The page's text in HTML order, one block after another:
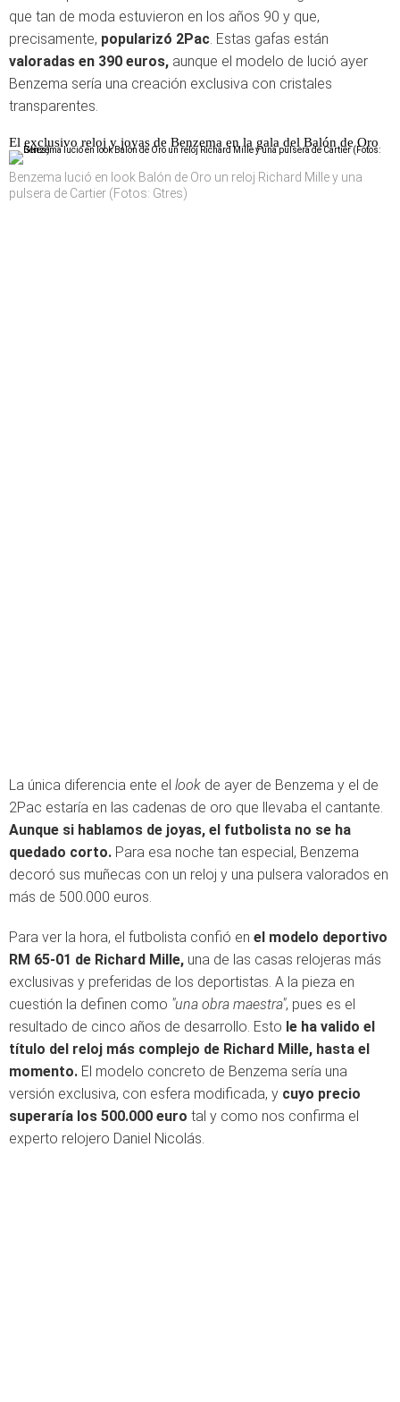
que tan de moda estuvieron en los años 90 y que,
precisamente, popularizó 2Pac. Estas gafas están
valoradas en 390 euros, aunque el modelo de lució ayer
Benzema sería una creación exclusiva con cristales
transparentes.
El exclusivo reloj y joyas de Benzema en la gala del Balón de Oro
Benzema lució en look Balón de Oro un reloj Richard Mille y una
pulsera de Cartier (Fotos: Gtres)
La única diferencia ente el look de ayer de Benzema y el de
2Pac estaría en las cadenas de oro que llevaba el cantante.
Aunque si hablamos de joyas, el futbolista no se ha
quedado corto. Para esa noche tan especial, Benzema
decoró sus muñecas con un reloj y una pulsera valorados en
más de 500.000 euros.
Para ver la hora, el futbolista confió en el modelo deportivo
RM 65-01 de Richard Mille, una de las casas relojeras más
exclusivas y preferidas de los deportistas. A la pieza en
cuestión la definen como "una obra maestra", pues es el
resultado de cinco años de desarrollo. Esto le ha valido el
título del reloj más complejo de Richard Mille, hasta el
momento. El modelo concreto de Benzema sería una
versión exclusiva, con esfera modificada, y cuyo precio
superaría los 500.000 euro tal y como nos confirma el
experto relojero Daniel Nicolás.